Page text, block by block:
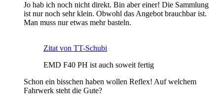
Jo hab ich noch nicht direkt. Bin aber einer! Die Sammlung
ist nur noch sehr klein. Obwohl das Angebot brauchbar ist.
Man muss nur etwas mehr basteln.
Zitat von TT-Schubi
EMD F40 PH ist auch soweit fertig
Schon ein bisschen haben wollen Reflex! Auf welchem
Fahrwerk steht die Gute?